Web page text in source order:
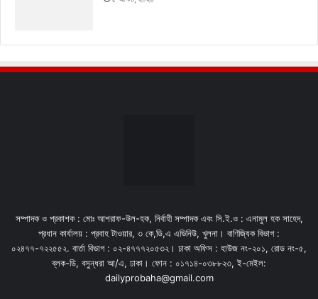
সম্পাদক ও প্রকাশক : মোঃ আশরাফ-উল-হক, নির্বাহী সম্পাদক এবং সি.ই.ও : এনামুল হক সাহেদ,
প্রধান কার্যালয় : প্রবাহ টাওয়ার, ৩ কে,ডি,এ এভিনিউ, খুলনা। বাণিজ্যিক বিভাগ :
০২৪৭৭-৭২২৫৫২. বার্তা বিভাগ : ০২-৪৭৭৭২০৫৩২। ঢাকা অফিস : হাউজ নং-২০১, রোড নং-৫,
ব্লক-ডি, বসুন্ধরা আ/এ, ঢাকা। ফোন : ০১৭১৪-০৩৮৮২৩, ই-মেইল:
dailyprobaha@gmail.com